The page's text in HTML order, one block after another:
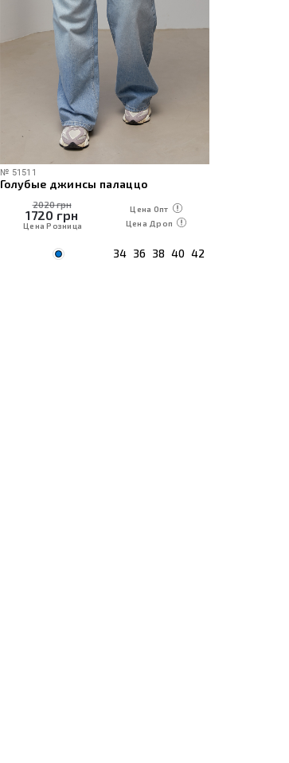
№ 51511
Голубые джинсы палаццо
2020 грн
1720 грн
Цена Розница
Цена Опт
Цена Дроп
34 36 38 40 42